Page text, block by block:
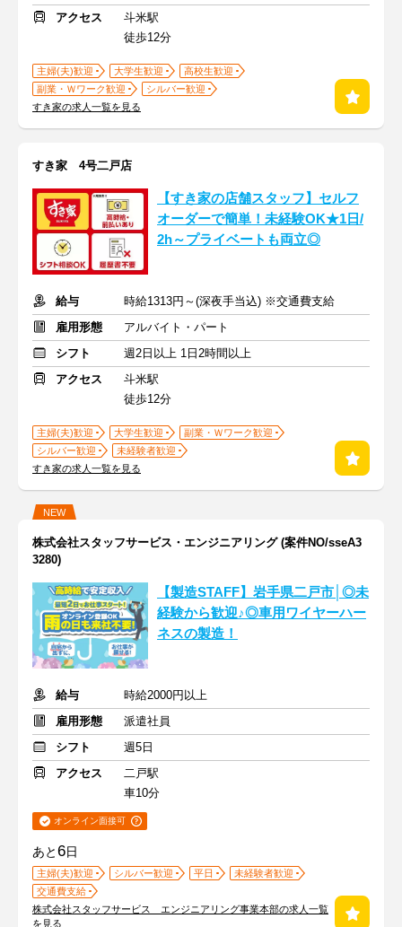
アクセス
斗米駅
徒歩12分
主婦(夫)歓迎 大学生歓迎
高校生歓迎
副業・Ｗワーク歓迎
シルバー歓迎
すき家の求人一覧を見る
すき家 4号二戸店
【すき家の店舗スタッフ】セルフ
オーダーで簡単！未経験OK★1日/
2h～プライベートも両立◎
給与
時給1313円～(深夜手当込) ※交通費支給
雇用形態
アルバイト・パート
シフト
週2日以上 1日2時間以上
アクセス
斗米駅
徒歩12分
主婦(夫)歓迎 大学生歓迎
副業・Ｗワーク歓迎
シルバー歓迎
未経験者歓迎
すき家の求人一覧を見る
NEW
株式会社スタッフサービス・エンジニアリング (案件NO/sseA3
3280)
【製造STAFF】岩手県二戸市│◎未
経験から歓迎♪◎車用ワイヤーハー
ネスの製造！
給与
時給2000円以上
雇用形態
派遣社員
シフト
週5日
アクセス
二戸駅
車10分
オンライン面接可
あと6日
主婦(夫)歓迎 シルバー歓迎 平日
未経験者歓迎
交通費支給
株式会社スタッフサービス エンジニアリング事業本部の求人一覧
を見る